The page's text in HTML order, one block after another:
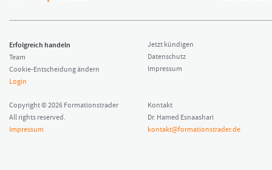
Erfolgreich handeln
Team
Cookie-Entscheidung ändern
Login
Jetzt kündigen
Datenschutz
Impressum
Copyright © 2026 Formationstrader
All rights reserved.
Impressum
Kontakt
Dr. Hamed Esnaashari
kontakt@formationstrader.de